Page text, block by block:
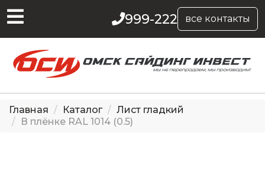
999-222 все контакты
Главная Каталог
Лист гладкий
В плёнке RAL 1014 (0.5)